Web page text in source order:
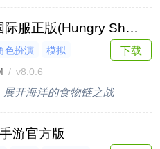
饥饿鲨世界国际服正版(Hungry Shark)
色扮演
模拟
/ v8.0.6
展开海洋的食物链之战
下载
游官方版